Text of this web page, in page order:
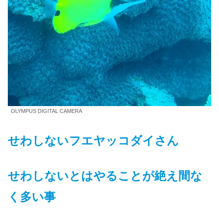
OLYMPUS DIGITAL CAMERA
せわしないフエヤッコダイさん
せわしないとはやることが絶え間な
く多い事